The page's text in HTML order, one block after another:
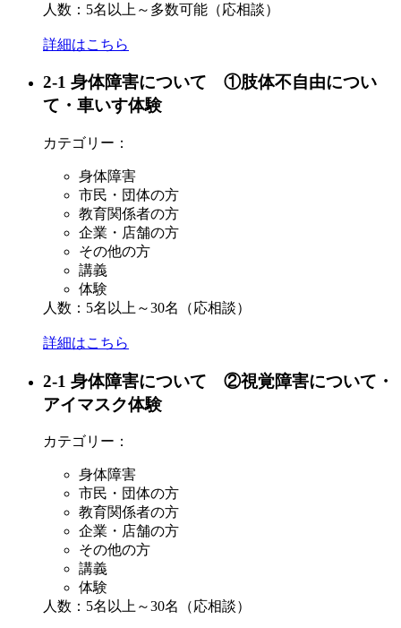
人数：5名以上～多数可能（応相談）
詳細はこちら
2-1 身体障害について ①肢体不自由につい
て・車いす体験
カテゴリー：
身体障害
市民・団体の方
教育関係者の方
企業・店舗の方
その他の方
講義
体験
人数：5名以上～30名（応相談）
詳細はこちら
2-1 身体障害について ②視覚障害について・
アイマスク体験
カテゴリー：
身体障害
市民・団体の方
教育関係者の方
企業・店舗の方
その他の方
講義
体験
人数：5名以上～30名（応相談）